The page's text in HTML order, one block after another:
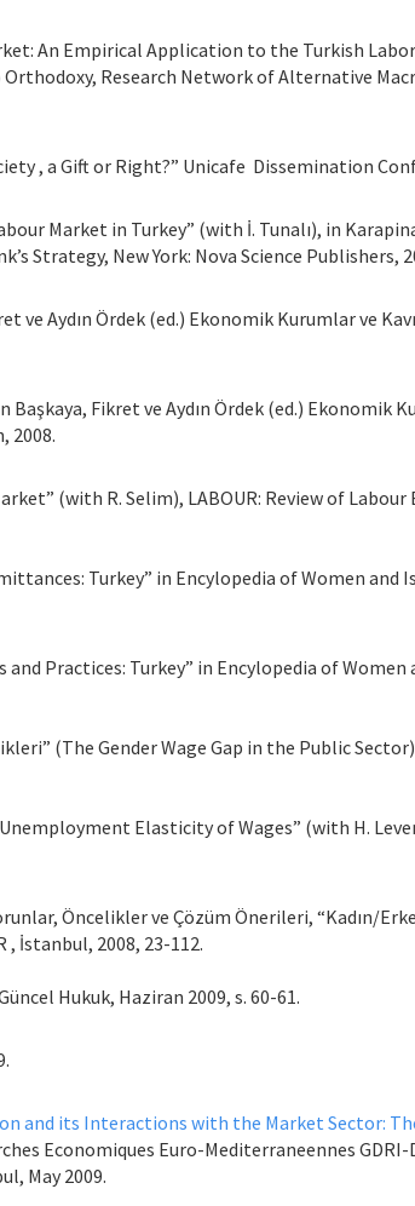
An Empirical Application to the Turkish
Research Network of Alternative
, a Gift or Right?” Unicafe Dissemination
Market in Turkey” (with İ. Tunalı), in
Strategy, New York: Nova Science Publishers,
ve Aydın Ördek (ed.) Ekonomik Kurumlar ve
Fikret ve Aydın Ördek (ed.) Ekonomik
2008.
(with R. Selim), LABOUR: Review of
Turkey” in Encylopedia of Women and
Practices: Turkey” in Encylopedia of Women
(The Gender Wage Gap in the Public
Elasticity of Wages” (with H.
Öncelikler ve Çözüm Önerileri, “Kadın/
, İstanbul, 2008, 23-112.
Hukuk, Haziran 2009, s. 60-61.
and its Interactions with the Market Sector:
Economiques Euro-Mediterraneennes
May 2009.